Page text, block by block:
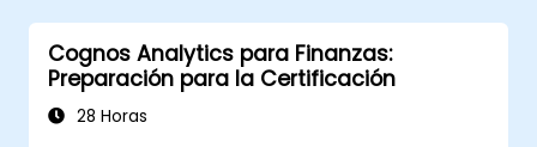
Cognos 11.
Cognos Analytics para Finanzas:
Preparación para la Certificación
28 Horas